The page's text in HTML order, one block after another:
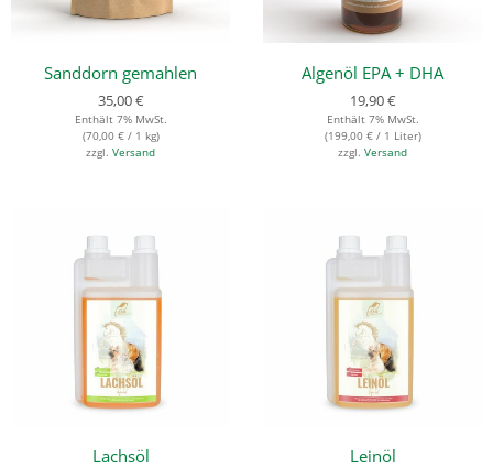
Sanddorn gemahlen
35,00€
Enthält 7% MwSt.
(70,00 €/ 1 kg)
zzgl. Versand
Algenöl EPA + DHA
19,90€
Enthält 7% MwSt.
(199,00 €/ 1 Liter)
zzgl. Versand
Lachsöl Leinöl